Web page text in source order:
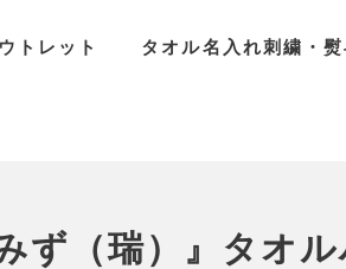
トレット タオル名入れ刺繍・熨
ず（瑞）』タオ